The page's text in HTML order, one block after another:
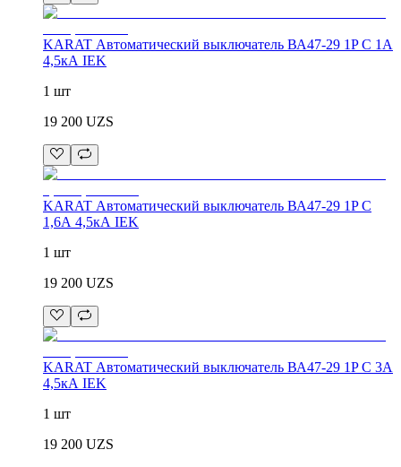
KARAT Автоматический выключатель ВА47-29 1P C 1А
4,5кА IEK
1 шт
19 200 UZS
KARAT Автоматический выключатель ВА47-29 1P C
1,6А 4,5кА IEK
1 шт
19 200 UZS
KARAT Автоматический выключатель ВА47-29 1P C 3А
4,5кА IEK
1 шт
19 200 UZS